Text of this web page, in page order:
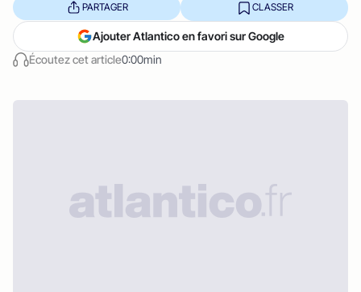
Écoutez cet article0:00min
PARTAGER CLASSER
Ajouter Atlantico en favori sur Google